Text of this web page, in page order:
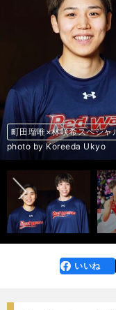
町田瑠唯×林咲希スペシャ
photo by Koreeda Ukyo
町田瑠唯×林咲希スペシャ
photo by Kaz Nagatsuka
町田瑠唯×林咲希スペシャ
photo by Koreeda Ukyo
町田瑠唯×林咲希スペシャ
photo by Koreeda Ukyo
町田瑠唯×林咲希スペシャ
photo by Koreeda Ukyo
町田瑠唯×林咲希スペシャ
photo by Koreeda Ukyo
町田瑠唯×林咲希スペシャ
photo by Koreeda Ukyo
町田瑠唯×林咲希スペシャ
photo by Koreeda Ukyo
町田瑠唯×林咲希スペシャ
photo by Koreeda Ukyo
町田瑠唯×林咲希スペシャ
photo by Koreeda Ukyo
町田瑠唯×林咲希スペシャ
photo by Koreeda Ukyo
町田瑠唯×林咲希スペシャ
photo by Koreeda Ukyo
町田瑠唯×林咲希スペシャ
photo by Koreeda Ukyo
町田瑠唯×林咲希スペシャ
photo by Koreeda Ukyo
町田瑠唯×林咲希スペシャ
photo by Koreeda Ukyo
町田瑠唯×林咲希スペシャ
photo by Koreeda Ukyo
町田瑠唯×林咲希スペシャ
photo by Koreeda Ukyo
町田瑠唯×林咲希スペシャ
photo by Koreeda Ukyo
町田瑠唯×林咲希スペシャ
photo by Koreeda Ukyo
町田瑠唯×林咲希スペシャ
photo by Koreeda Ukyo
町田瑠唯×林咲希スペシャ
photo by Koreeda Ukyo
町田瑠唯×林咲希スペシャ
photo by Koreeda Ukyo
町田瑠唯×林咲希スペシャ
photo by Koreeda Ukyo
町田瑠唯×林咲希スペシャ
photo by Kaz Nagatsuka
町田瑠唯×林咲希スペシャ
photo by Kaz Nagatsuka
町田瑠唯×林咲希スペシャ
photo by Kaz Nagatsuka
町田瑠唯×林咲希スペシャ
photo by Kaz Nagatsuka
前へ
faceboo
k
いいね